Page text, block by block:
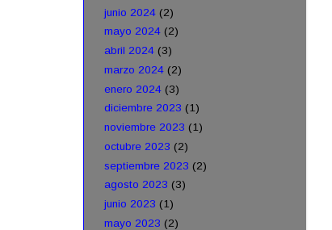
junio 2024 (2)
mayo 2024 (2)
abril 2024 (3)
marzo 2024 (2)
enero 2024 (3)
diciembre 2023 (1)
noviembre 2023 (1)
octubre 2023 (2)
septiembre 2023 (2)
agosto 2023 (3)
junio 2023 (1)
mayo 2023 (2)